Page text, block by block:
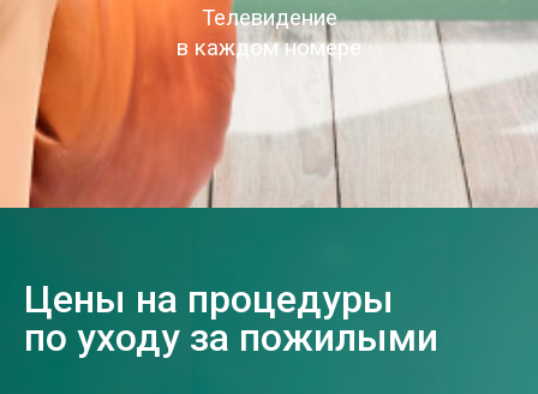
Телевидение
в каждом номере
Цены на процедуры
по уходу за пожилыми